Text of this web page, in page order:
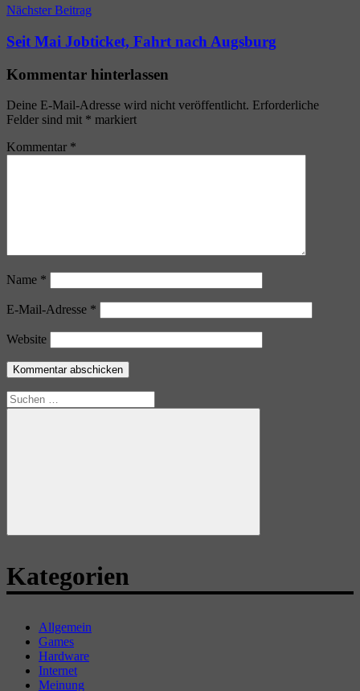
Nächster Beitrag
Seit Mai Jobticket, Fahrt nach Augsburg
Kommentar hinterlassen
Deine E-Mail-Adresse wird nicht veröffentlicht. Erforderliche
Felder sind mit * markiert
Kommentar *
Name *
E-Mail-Adresse *
Website
Suchen
nach:
Suchen
Kategorien
Allgemein
Games
Hardware
Internet
Meinung